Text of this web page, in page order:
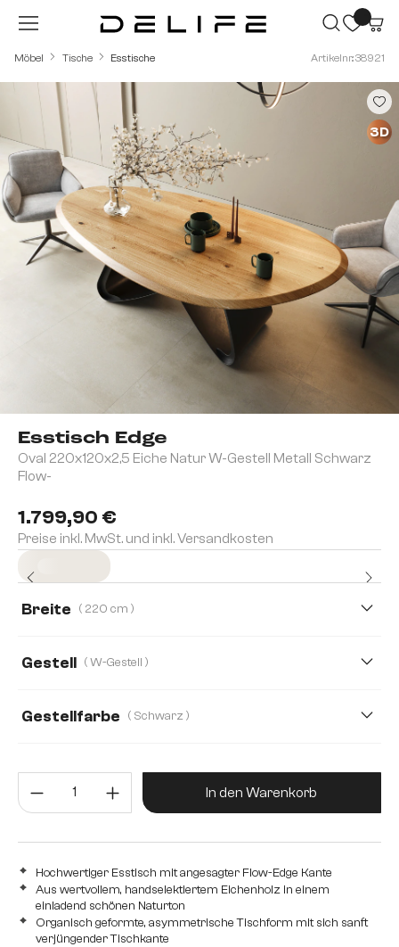
Zum Hauptinhalt springen
Möbel Tische Esstische Artikelnr.: 38921
Esstisch Edge
Oval 220x120x2,5 Eiche Natur W-Gestell Metall Schwarz
Flow-
1.799,90 €
Preise inkl. MwSt. und inkl. Versandkosten
Breite ( 220 cm )
Gestell ( W-Gestell )
Gestellfarbe ( Schwarz )
Produkt Anzahl: Gib den
In den Warenkorb
Hochwertiger Esstisch mit angesagter Flow-Edge Kante
Aus wertvollem, handselektiertem Eichenholz in einem
einladend schönen Naturton
Organisch geformte, asymmetrische Tischform mit sich sanft
verjüngender Tischkante
Bildergalerie überspringen
3D